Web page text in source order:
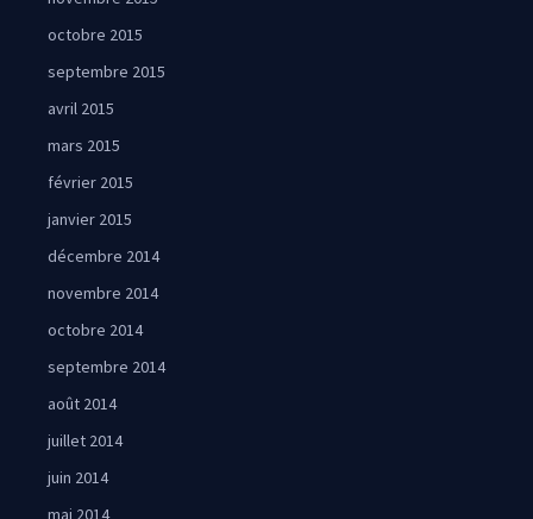
octobre 2015
septembre 2015
avril 2015
mars 2015
février 2015
janvier 2015
décembre 2014
novembre 2014
octobre 2014
septembre 2014
août 2014
juillet 2014
juin 2014
mai 2014